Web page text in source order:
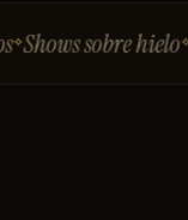
sobre hielo Circo